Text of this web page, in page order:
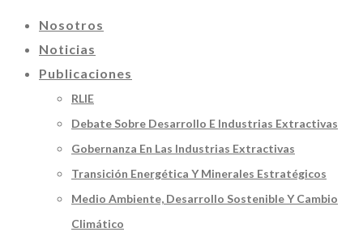
Nosotros
Noticias
Publicaciones
RLIE
Debate Sobre Desarrollo E Industrias Extractivas
Gobernanza En Las Industrias Extractivas
Transición Energética Y Minerales Estratégicos
Medio Ambiente, Desarrollo Sostenible Y Cambio
Climático